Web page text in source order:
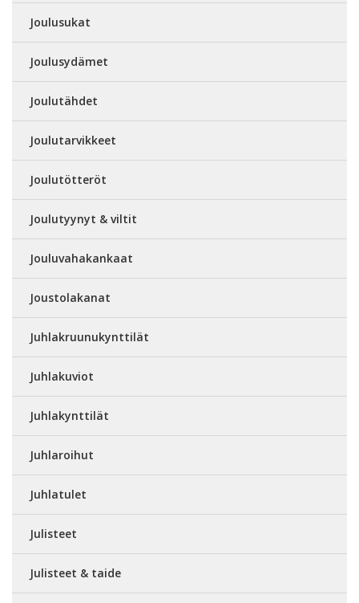
Joulusukat
Joulusydämet
Joulutähdet
Joulutarvikkeet
Joulutötteröt
Joulutyynyt & viltit
Jouluvahakankaat
Joustolakanat
Juhlakruunukynttilät
Juhlakuviot
Juhlakynttilät
Juhlaroihut
Juhlatulet
Julisteet
Julisteet & taide